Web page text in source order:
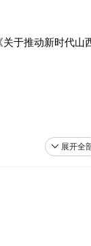
于推动新时代山
年的人类史，一
铸造技术达到第
展开全